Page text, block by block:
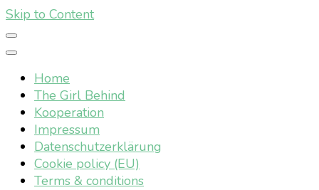
Skip to Content
Home
The Girl Behind
Kooperation
Impressum
Datenschutzerklärung
Cookie policy (EU)
Terms & conditions